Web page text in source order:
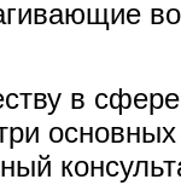
в